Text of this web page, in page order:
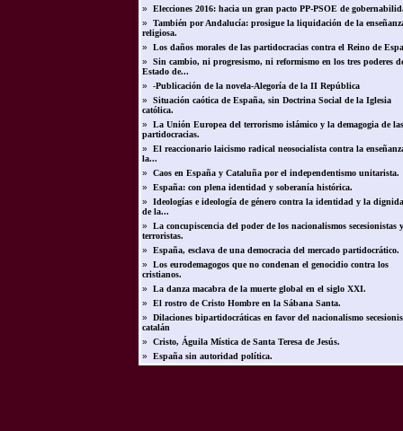
»
Elecciones 2016: hacia un gran pacto PP-PSOE de
»
También por Andalucía: prosigue la liquidación de la
religiosa.
»
Los daños morales de las partidocracias contra el Reino de
»
Sin cambio, ni progresismo, ni reformismo en los tres poderes
Estado de...
»
-Publicación de la novela-Alegoría de la II República
»
Situación caótica de España, sin Doctrina Social de la Iglesia
católica.
»
La Unión Europea del terrorismo islámico y la demagogia de las
partidocracias.
»
El reaccionario laicismo radical neosocialista contra la
la...
»
Caos en España y Cataluña por el independentismo unitarista.
»
España: con plena identidad y soberanía histórica.
»
Ideologías e ideología de género contra la identidad y la
de la...
»
La concupiscencia del poder de los nacionalismos secesionistas y
terroristas.
»
España, esclava de una democracia del mercado partidocrático.
»
Los eurodemagogos que no condenan el genocidio contra los
cristianos.
»
La danza macabra de la muerte global en el siglo XXI.
»
El rostro de Cristo Hombre en la Sábana Santa.
»
Dilaciones bipartidocráticas en favor del nacionalismo
catalán
»
Cristo, Águila Mística de Santa Teresa de Jesús.
»
España sin autoridad política.